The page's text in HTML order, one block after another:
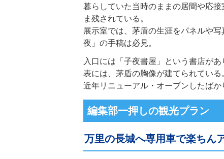
暮らしていた当時のままの居間や応
ま残されている。
展示室では、茅盾の生涯をパネルや
夜」の手稿は必見。
入口には「子夜書屋」という書店が
表には、茅盾の胸像が建てられている。
近年リニューアル・オープンしたばか
編集部一押しの観光プラン
万里の長城へ専用車で楽ちん